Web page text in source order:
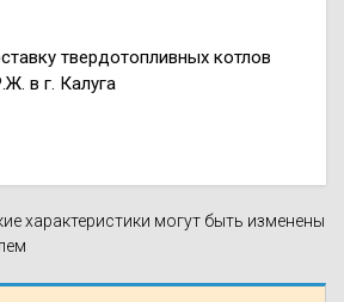
твердотопливных котлов
в г. Калуга
характеристики могут быть изменены